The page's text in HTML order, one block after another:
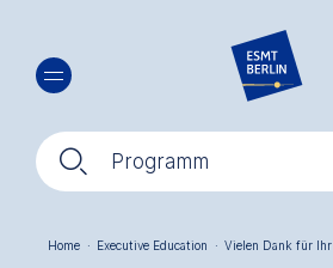
zum
Inhalt
🔍︎ Programm
Home · Executive Education · Vielen Dank für Ihr